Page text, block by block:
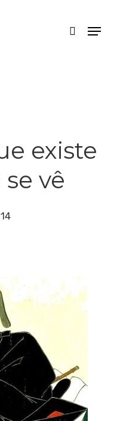
search
Menu
existe
vê